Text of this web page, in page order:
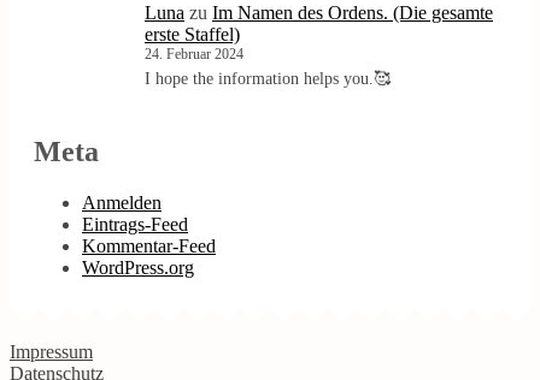
Luna zu Im Namen des Ordens. (Die gesamte
erste Staffel)
24. Februar 2024
I hope the information helps you.🥰
Meta
Anmelden
Eintrags-Feed
Kommentar-Feed
WordPress.org
Impressum
Datenschutz